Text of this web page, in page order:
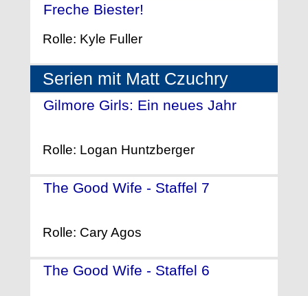
Freche Biester!
Rolle: Kyle Fuller
Serien mit Matt Czuchry
Gilmore Girls: Ein neues Jahr
Rolle: Logan Huntzberger
The Good Wife - Staffel 7
Rolle: Cary Agos
The Good Wife - Staffel 6